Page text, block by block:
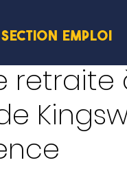
SECTION EMPLOI
retraite